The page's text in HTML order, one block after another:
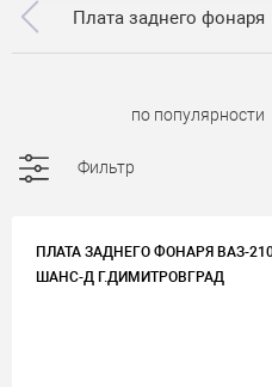
Плата заднего фонаря
Фильтр
ПЛАТА ЗАДНЕГО ФОНАРЯ ВАЗ-
ШАНС-Д Г.ДИМИТРОВГРАД